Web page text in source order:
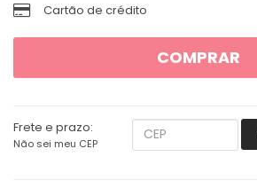
Cartão de crédito
COMPRAR
Frete e prazo:
Não sei meu CEP